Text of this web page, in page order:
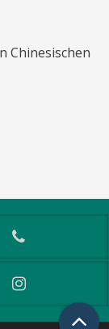
Chinesischen